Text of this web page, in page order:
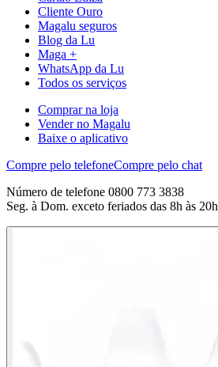
Cliente Ouro
Magalu seguros
Blog da Lu
Maga +
WhatsApp da Lu
Todos os serviços
Comprar na loja
Vender no Magalu
Baixe o aplicativo
Compre pelo telefoneCompre pelo chat
Número de telefone 0800 773 3838
Seg. à Dom. exceto feriados das 8h às 20h